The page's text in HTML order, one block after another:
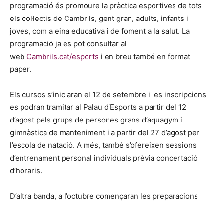
programació és promoure la pràctica esportives de tots
els col·lectis de Cambrils, gent gran, adults, infants i
joves, com a eina educativa i de foment a la salut. La
programació ja es pot consultar al
web Cambrils.cat/esports i en breu també en format
paper.
Els cursos s’iniciaran el 12 de setembre i les inscripcions
es podran tramitar al Palau d’Esports a partir del 12
d’agost pels grups de persones grans d’aquagym i
gimnàstica de manteniment i a partir del 27 d’agost per
l’escola de natació. A més, també s’ofereixen sessions
d’entrenament personal individuals prèvia concertació
d’horaris.
D’altra banda, a l’octubre començaran les preparacions